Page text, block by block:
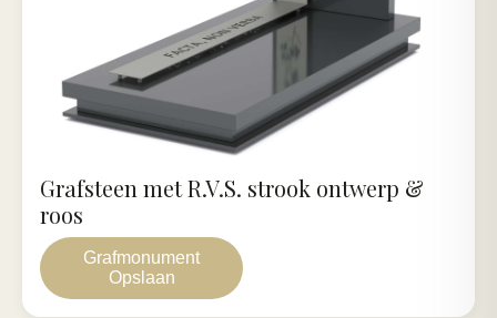
Grafmonument
Opslaan
Grafsteen met R.V.S. strook ontwerp &
roos